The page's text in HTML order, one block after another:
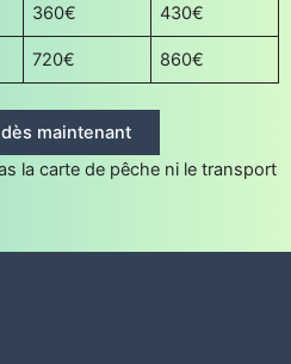
360€ 430€
720€ 860€
maintenant
la carte de pêche ni le transport